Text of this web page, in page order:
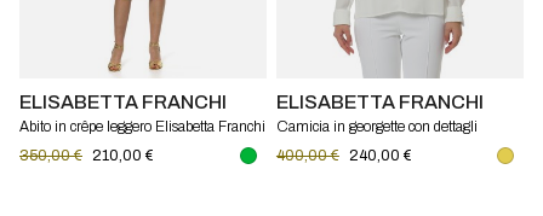
ELISABETTA FRANCHI
Abito in crêpe leggero Elisabetta Franchi
350,00 € 210,00 €
ELISABETTA FRANCHI
Camicia in georgette con dettagli
400,00 € 240,00 €